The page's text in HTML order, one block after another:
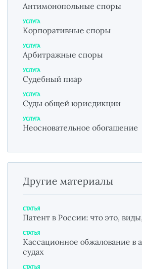
Антимонопольные споры
УСЛУГА
Корпоративные споры
УСЛУГА
Арбитражные споры
УСЛУГА
Судебный пиар
УСЛУГА
Суды общей юрисдикции
УСЛУГА
Неосновательное обогащение
Другие материалы
СТАТЬЯ
Патент в России: что это,
СТАТЬЯ
Кассационное обжалование в
судах
СТАТЬЯ